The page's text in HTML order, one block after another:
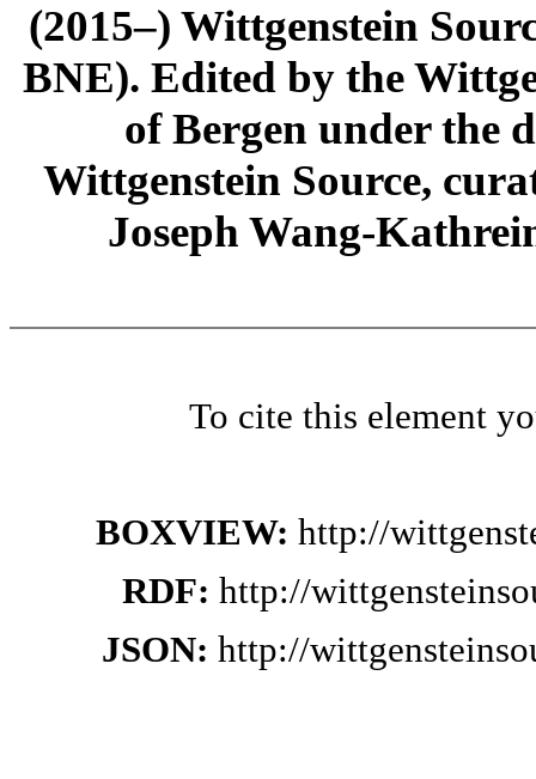
(2015–) Wittgenstein
BNE). Edited by the
of Bergen under the
Wittgenstein Source,
Joseph Wang-
To cite this element
BOXVIEW: http://
RDF: http://
JSON: http://